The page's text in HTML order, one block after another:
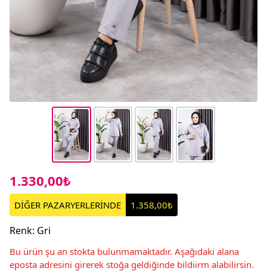
1.330,00₺
DİĞER PAZARYERLERİNDE 1.358,00₺
Renk: Gri
Bu ürün şu an stokta bulunmamaktadır. Aşağıdaki alana
eposta adresini girerek stoğa geldiğinde bildiirm alabilirsin.